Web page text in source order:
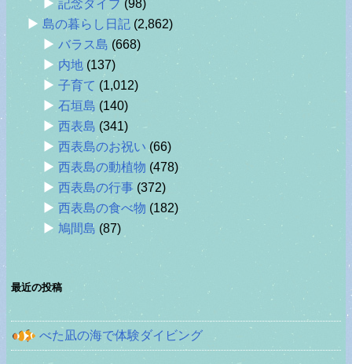
記念ダイブ (98)
島の暮らし日記 (2,862)
バラス島 (668)
内地 (137)
子育て (1,012)
石垣島 (140)
西表島 (341)
西表島のお祝い (66)
西表島の動植物 (478)
西表島の行事 (372)
西表島の食べ物 (182)
鳩間島 (87)
最近の投稿
べた凪の海で体験ダイビング